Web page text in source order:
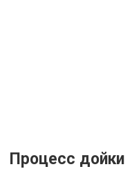
Процесс дойки